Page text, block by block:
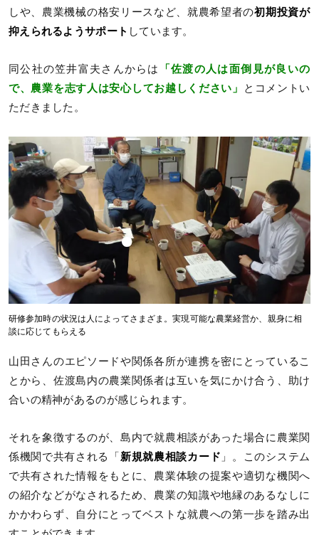
しや、農業機械の格安リースなど、就農希望者の初期投資が
抑えられるようサポート しています。
同公社の笠井富夫さんからは
「佐渡の人は面倒見が良いの
で、農業を志す人は安心してお越しください」
とコメントい
ただきました。
研修参加時の状況は人によってさまざま。実現可能な農業経営か、親身に相
談に応じてもらえる
山田さんのエピソードや関係各所が連携を密にとっているこ
とから、佐渡島内の農業関係者は互いを気にかけ合う、助け
合いの精神があるのが感じられます。
それを象徴するのが、島内で就農相談があった場合に農業関
係機関で共有される「 新規就農相談カード 」。このシステム
で共有された情報をもとに、農業体験の提案や適切な機関へ
の紹介などがなされるため、農業の知識や地縁のあるなしに
かかわらず、自分にとってベストな就農への第一歩を踏み出